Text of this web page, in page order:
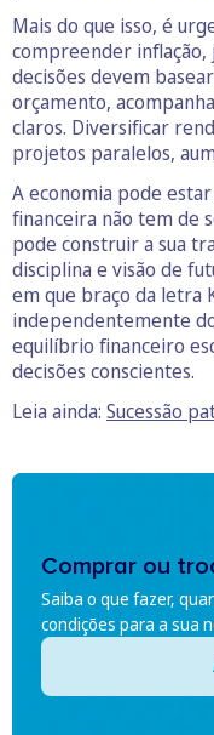
Mais do que isso, é
compreender inflação,
decisões devem
orçamento,
claros. Diversificar
projetos paralelos,
A economia pode
financeira não tem de
pode construir a sua
disciplina e visão de
em que braço da letra
independentemente
equilíbrio financeiro
decisões conscientes.
Leia ainda: Sucessão
Comprar ou
Saiba o que fazer,
condições para a sua